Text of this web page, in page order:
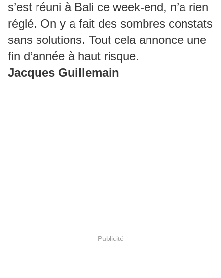
s’est réuni à Bali ce week-end, n’a rien
réglé. On y a fait des sombres constats
sans solutions. Tout cela annonce une
fin d’année à haut risque.
Jacques Guillemain
Publicité